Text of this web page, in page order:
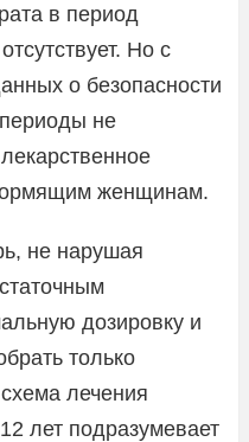
в период
Но с
о безопасности
не
женщинам.
не нарушая
дозировку и
только
лечения
лет подразумевает